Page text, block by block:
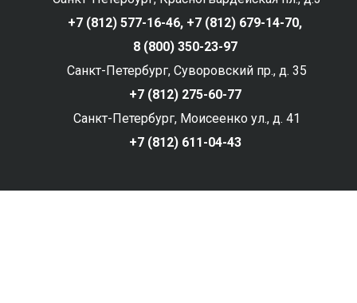
+7 (812) 577-16-46, +7 (812) 679-14-70,
8 (800) 350-23-97
Санкт-Петербург, Суворовский пр., д. 35
+7 (812) 275-60-77
Санкт-Петербург, Моисеенко ул., д. 41
+7 (812) 611-04-43